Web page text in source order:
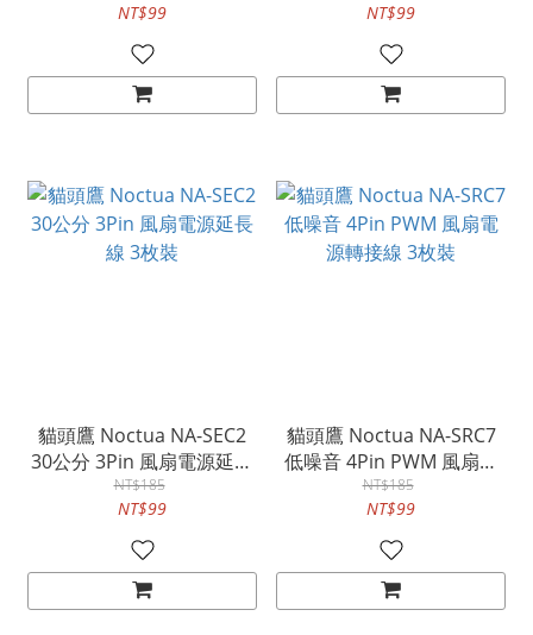
NT$99 NT$99
貓頭鷹 Noctua NA-SEC2
30公分 3Pin 風扇電源延長
線 3枚裝
NT$185
NT$99
貓頭鷹 Noctua NA-SRC7
低噪音 4Pin PWM 風扇電
源轉接線 3枚裝
NT$185
NT$99